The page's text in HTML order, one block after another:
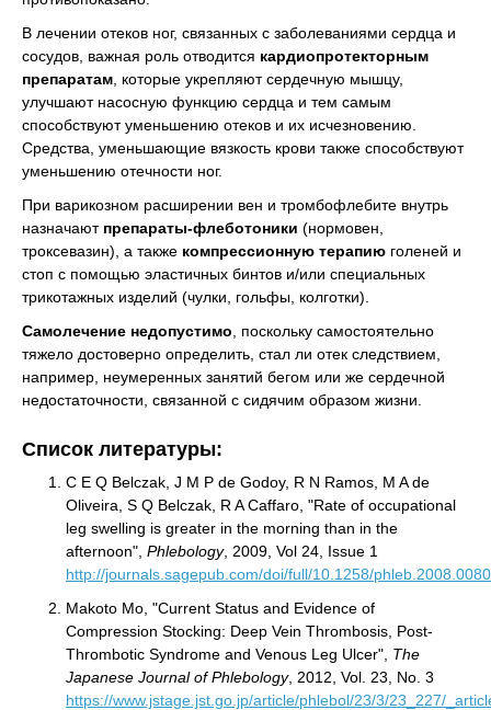
В лечении отеков ног, связанных с заболеваниями сердца и
сосудов, важная роль отводится кардиопротекторным
препаратам , которые укрепляют сердечную мышцу,
улучшают насосную функцию сердца и тем самым
способствуют уменьшению отеков и их исчезновению.
Средства, уменьшающие вязкость крови также способствуют
уменьшению отечности ног.
При варикозном расширении вен и тромбофлебите внутрь
назначают препараты-флеботоники (нормовен,
троксевазин), а также компрессионную терапию голеней и
стоп с помощью эластичных бинтов и/или специальных
трикотажных изделий (чулки, гольфы, колготки).
Самолечение недопустимо , поскольку самостоятельно
тяжело достоверно определить, стал ли отек следствием,
например, неумеренных занятий бегом или же сердечной
недостаточности, связанной с сидячим образом жизни.
Список литературы:
C E Q Belczak, J M P de Godoy, R N Ramos, M A de
Oliveira, S Q Belczak, R A Caffaro, "Rate of occupational
leg swelling is greater in the morning than in the
afternoon", Phlebology, 2009, Vol 24, Issue 1
http://journals.sagepub.com/doi/full/10.1258/
Makoto Mo, "Current Status and Evidence of
Compression Stocking: Deep Vein Thrombosis, Post-
Thrombotic Syndrome and Venous Leg Ulcer", The
Japanese Journal of Phlebology, 2012, Vol. 23, No. 3
https://www.jstage.jst.go.jp/article/phlebol/23/3/23_227/